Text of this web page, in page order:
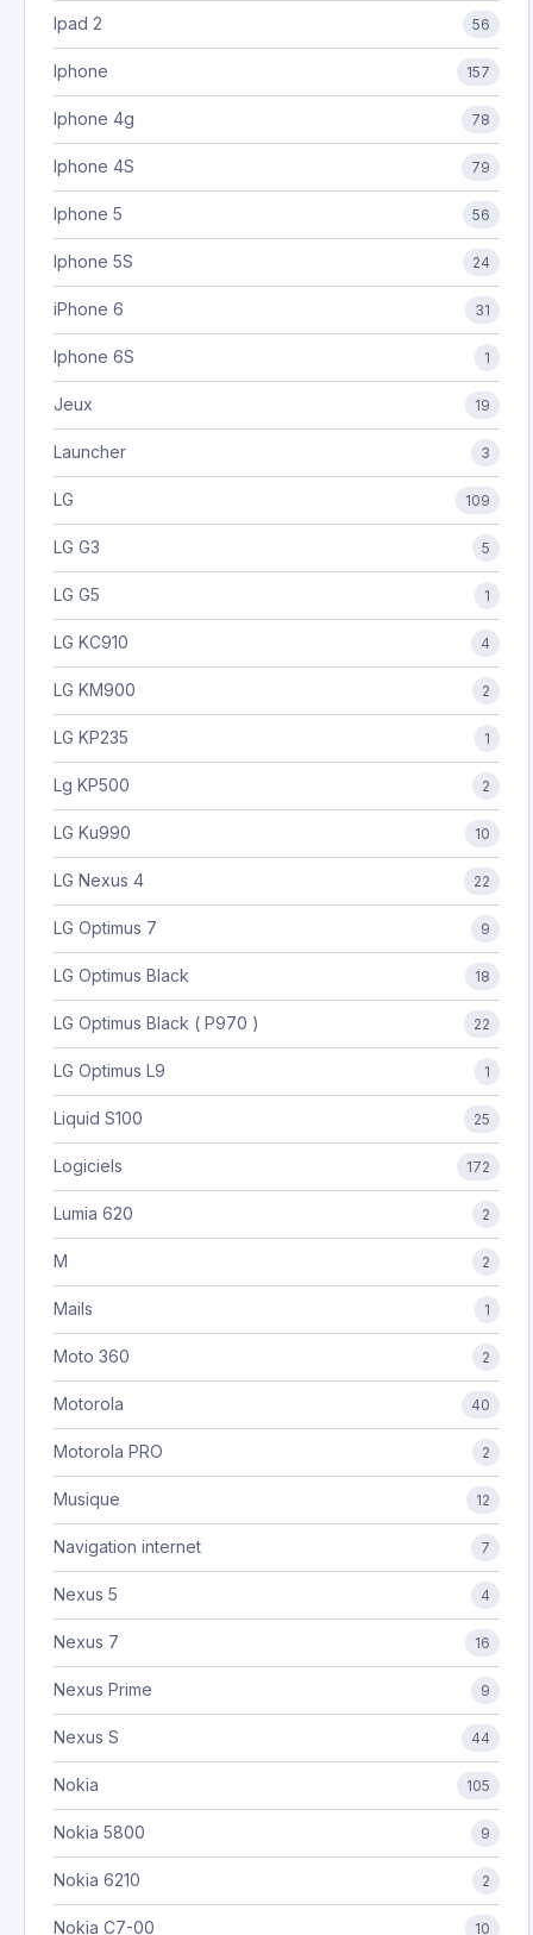
Ipad 2 56
Iphone 157
Iphone 4g 78
Iphone 4S 79
Iphone 5 56
Iphone 5S 24
iPhone 6 31
Iphone 6S 1
Jeux 19
Launcher 3
LG 109
LG G3 5
LG G5 1
LG KC910 4
LG KM900 2
LG KP235 1
Lg KP500 2
LG Ku990 10
LG Nexus 4 22
LG Optimus 7 9
LG Optimus Black 18
LG Optimus Black ( P970 ) 22
LG Optimus L9 1
Liquid S100 25
Logiciels 172
Lumia 620 2
M 2
Mails 1
Moto 360 2
Motorola 40
Motorola PRO 2
Musique 12
Navigation internet 7
Nexus 5 4
Nexus 7 16
Nexus Prime 9
Nexus S 44
Nokia 105
Nokia 5800 9
Nokia 6210 2
Nokia C7-00 10